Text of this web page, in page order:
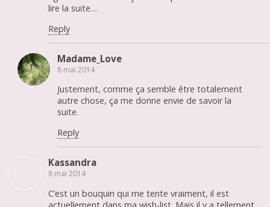
lire la suite…
Reply
Madame_Love
8 mai 2014
Justement, comme ça semble être totalement
autre chose, ça me donne envie de savoir la
suite.
Reply
Kassandra
8 mai 2014
C’est un bouquin qui me tente vraiment, il est
actuellement dans ma wish-list. Mais il y a tellement